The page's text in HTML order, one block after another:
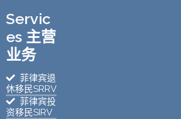
Servic
es 主营
业务
菲律宾退
休移民SRRV
菲律宾投
资移民SIRV